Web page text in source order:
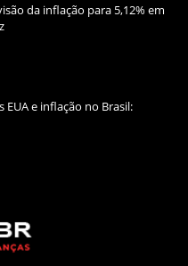
da inflação para 5,12% em
EUA e inflação no Brasil: